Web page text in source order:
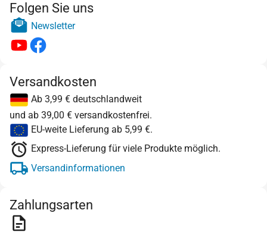
Folgen Sie uns
Newsletter
Versandkosten
Ab 3,99 € deutschlandweit
und ab 39,00 € versandkostenfrei.
EU-weite Lieferung ab 5,99 €.
Express-Lieferung für viele Produkte möglich.
Versandinformationen
Zahlungsarten